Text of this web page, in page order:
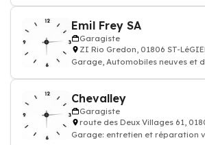
Emil Frey SA
Garagiste
ZI Rio Gredon, 01806 ST-
Garage, Automobiles neuves et
Chevalley
Garagiste
route des Deux Villages 61,
Garage: entretien et réparation